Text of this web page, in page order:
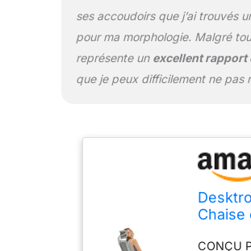
une
permet
travail.
normes
cette
ses accoudoirs que j’ai trouvés
pour ma morphologie. Malgré
représente un excellent
que je peux difficilement ne pas
Chaise
CONÇU